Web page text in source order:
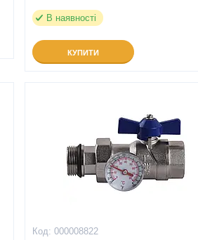
В наявності
КУПИТИ
000008822